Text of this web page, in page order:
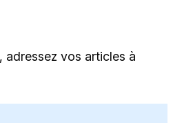
adressez vos articles à